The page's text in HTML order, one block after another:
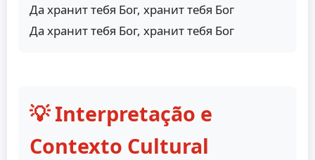
Да хранит тебя Бог, хранит тебя Бог
Да хранит тебя Бог, хранит тебя Бог
💡 Interpretação e
Contexto Cultural